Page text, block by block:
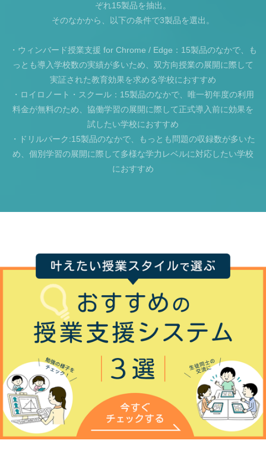
ぞれ15製品を抽出。
そのなかから、以下の条件で3製品を選出。
・ウィンバード授業支援 for Chrome / Edge：15製品のなかで、も
っとも導入学校数の実績が多いため、双方向授業の展開に際して
実証された教育効果を求める学校におすすめ
・ロイロノート・スクール：15製品のなかで、唯一初年度の利用
料金が無料のため、協働学習の展開に際して正式導入前に効果を
試したい学校におすすめ
・ドリルパーク:15製品のなかで、もっとも問題の収録数が多いた
め、個別学習の展開に際して多様な学力レベルに対応したい学校
におすすめ